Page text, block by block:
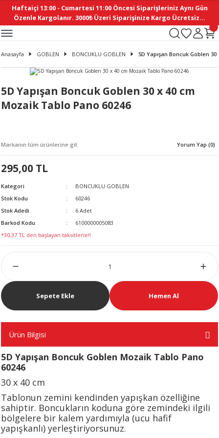
Haftaiçi 13:00 - Cumartesi 11:00 Öncesi Siparişleriniz Aynı Gün
Özenle Kargolanır. 3000₺ Üzeri Siparişinize Kargo Ücretsiz...
Geri Dön
Geri Dön
Geri Dön
İPİ
Geri Dön
Geri Dön
Geri Dön
Geri Dön
Geri Dön
Geri Dön
Geri Dön
Geri Dön
Geri Dön
Geri Dön
Geri Dön
Geri Dön
AKSESUAR
Geri Dön
DERGİ
Geri Dön
Geri Dön
Geri Dön
Geri Dön
Geri Dön
Anasayfa GOBLEN BONCUKLU GOBLEN 5D Yapışan Boncuk Goblen
5D Yapışan Boncuk Goblen 30 x 40 cm
Mozaik Tablo Pano 60246
Markanın tüm ürünlerine git Yorum Yap (0)
295,00 TL
Kategori
BONCUKLU GOBLEN
Stok Kodu
60246
Stok Adedi
6 Adet
Barkod Kodu
6100000005083
*30,37 TL den başlayan taksitlerle!!
Sepete Ekle Hemen Al
Ürün Bilgisi
5D Yapışan Boncuk Goblen Mozaik Tablo Pano
60246
30 x 40 cm
Tablonun zemini kendinden yapışkan özelliğine
sahiptir. Boncukların koduna göre zemindeki ilgili
bölgelere bir kalem yardımıyla (ucu hafif
yapışkanlı) yerleştiriyorsunuz.